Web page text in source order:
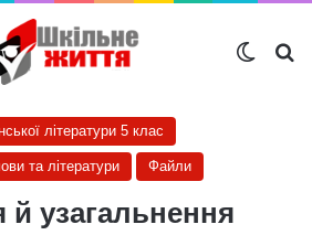
літератури 5 клас
та літератури Файли
узагальнення